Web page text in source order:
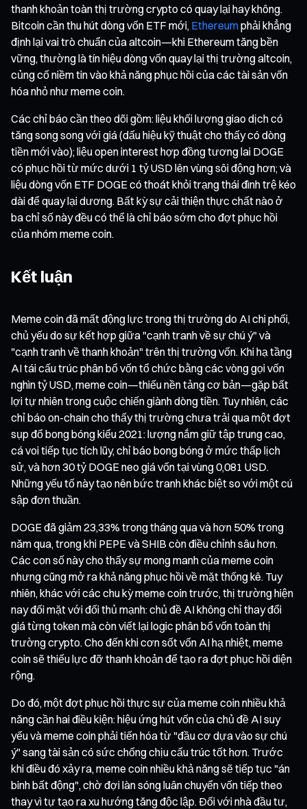
thanh khoản toàn thị trường crypto có quay lại hay không.
Bitcoin cần thu hút dòng vốn ETF mới, Ethereumphải khẳng
định lại vai trò chuẩn của altcoin—khi Ethereum tăng bền
vững, thường là tín hiệu dòng vốn quay lại thị trường altcoin,
củng cố niềm tin vào khả năng phục hồi của các tài sản vốn
hóa nhỏ như meme coin.
Các chỉ báo cần theo dõi gồm: liệu khối lượng giao dịch có
tăng song song với giá (dấu hiệu kỹ thuật cho thấy có dòng
tiền mới vào); liệu open interest hợp đồng tương lai DOGE
có phục hồi từ mức dưới 1 tỷ USD lên vùng sôi động hơn; và
liệu dòng vốn ETF DOGE có thoát khỏi trạng thái đình trệ kéo
dài để quay lại dương. Bất kỳ sự cải thiện thực chất nào ở
ba chỉ số này đều có thể là chỉ báo sớm cho đợt phục hồi
của nhóm meme coin.
Kết luận
Meme coin đã mất động lực trong thị trường do AI chi phối,
chủ yếu do sự kết hợp giữa "cạnh tranh về sự chú ý" và
"cạnh tranh về thanh khoản" trên thị trường vốn. Khi hạ tầng
AI tái cấu trúc phân bổ vốn tổ chức bằng các vòng gọi vốn
nghìn tỷ USD, meme coin—thiếu nền tảng cơ bản—gặp bất
lợi tự nhiên trong cuộc chiến giành dòng tiền. Tuy nhiên, các
chỉ báo on-chain cho thấy thị trường chưa trải qua một đợt
sụp đổ bong bóng kiểu 2021: lượng nắm giữ tập trung cao,
cá voi tiếp tục tích lũy, chỉ báo bong bóng ở mức thấp lịch
sử, và hơn 30 tỷ DOGE neo giá vốn tại vùng 0,081 USD.
Những yếu tố này tạo nên bức tranh khác biệt so với một cú
sập đơn thuần.
DOGE đã giảm 23,33% trong tháng qua và hơn 50% trong
năm qua, trong khi PEPE và SHIB còn điều chỉnh sâu hơn.
Các con số này cho thấy sự mong manh của meme coin
nhưng cũng mở ra khả năng phục hồi về mặt thống kê. Tuy
nhiên, khác với các chu kỳ meme coin trước, thị trường hiện
nay đối mặt với đối thủ mạnh: chủ đề AI không chỉ thay đổi
giá từng token mà còn viết lại logic phân bổ vốn toàn thị
trường crypto. Cho đến khi cơn sốt vốn AI hạ nhiệt, meme
coin sẽ thiếu lực đỡ thanh khoản để tạo ra đợt phục hồi diện
rộng.
Do đó, một đợt phục hồi thực sự của meme coin nhiều khả
năng cần hai điều kiện: hiệu ứng hút vốn của chủ đề AI suy
yếu và meme coin phải tiến hóa từ "đầu cơ dựa vào sự chú
ý" sang tài sản có sức chống chịu cấu trúc tốt hơn. Trước
khi điều đó xảy ra, meme coin nhiều khả năng sẽ tiếp tục "án
binh bất động", chờ đợi làn sóng luân chuyển vốn tiếp theo
thay vì tự tạo ra xu hướng tăng độc lập. Đối với nhà đầu tư,